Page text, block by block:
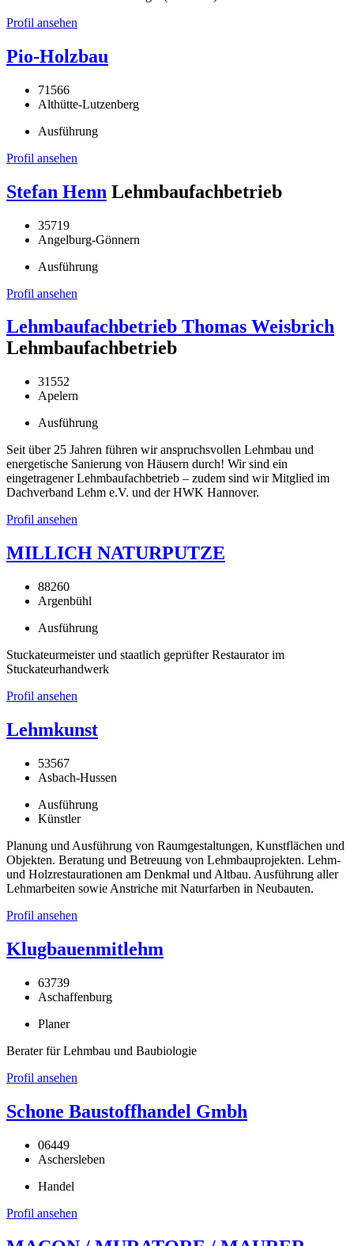
Profil ansehen
Pio-Holzbau
71566
Althütte-Lutzenberg
Ausführung
Profil ansehen
Stefan Henn Lehmbaufachbetrieb
35719
Angelburg-Gönnern
Ausführung
Profil ansehen
Lehmbaufachbetrieb Thomas Weisbrich
Lehmbaufachbetrieb
31552
Apelern
Ausführung
Seit über 25 Jahren führen wir anspruchsvollen Lehmbau und
energetische Sanierung von Häusern durch! Wir sind ein
eingetragener Lehmbaufachbetrieb – zudem sind wir Mitglied im
Dachverband Lehm e.V. und der HWK Hannover.
Profil ansehen
MILLICH NATURPUTZE
88260
Argenbühl
Ausführung
Stuckateurmeister und staatlich geprüfter Restaurator im
Stuckateurhandwerk
Profil ansehen
Lehmkunst
53567
Asbach-Hussen
Ausführung
Künstler
Planung und Ausführung von Raumgestaltungen, Kunstflächen und
Objekten. Beratung und Betreuung von Lehmbauprojekten. Lehm-
und Holzrestaurationen am Denkmal und Altbau. Ausführung aller
Lehmarbeiten sowie Anstriche mit Naturfarben in Neubauten.
Profil ansehen
Klugbauenmitlehm
63739
Aschaffenburg
Planer
Berater für Lehmbau und Baubiologie
Profil ansehen
Schone Baustoffhandel Gmbh
06449
Aschersleben
Handel
Profil ansehen